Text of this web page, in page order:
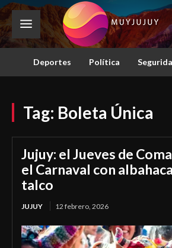
Deportes Política
Tag: Boleta Única
Jujuy: el Jueves de
el Carnaval con
talco
JUJUY 12 febrero, 2026